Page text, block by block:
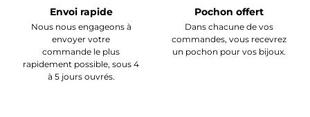
Envoi rapide
Nous nous engageons à
envoyer votre
commande le plus
rapidement possible, sous 4
à 5 jours ouvrés.
Pochon offert
Dans chacune de vos
commandes, vous recevrez
un pochon pour vos bijoux.